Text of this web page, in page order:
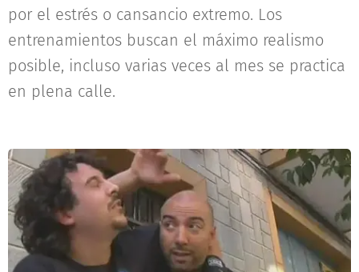
por el estrés o cansancio extremo. Los
entrenamientos buscan el máximo realismo
posible, incluso varias veces al mes se practica
en plena calle.